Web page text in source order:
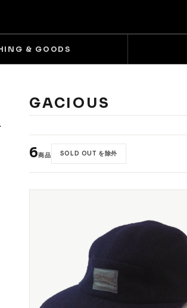
Bottoms
Bags & Pouches
Decks
Parts & Accessories
& GOODS
GACIOUS
6商品 SOLD OUT を除外